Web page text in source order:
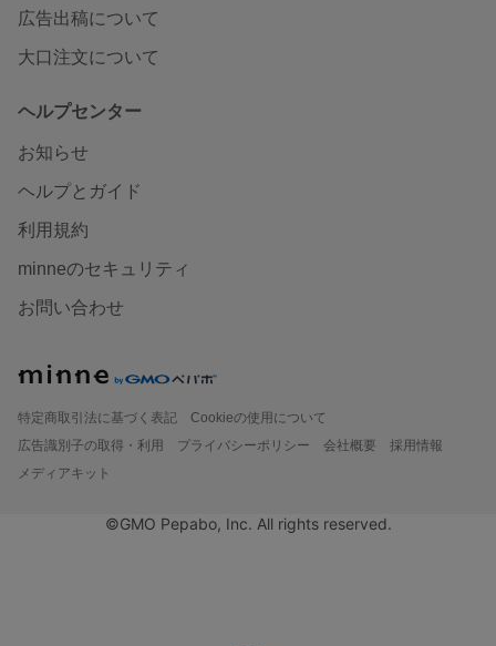
広告出稿について
大口注文について
ヘルプセンター
お知らせ
ヘルプとガイド
利用規約
minneのセキュリティ
お問い合わせ
特定商取引法に基づく表記
Cookieの使用について
広告識別子の取得・利用
プライバシーポリシー 会社概要
採用情報
メディアキット
©GMO Pepabo, Inc. All rights reserved.